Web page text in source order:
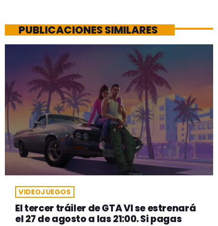
PUBLICACIONES SIMILARES
VIDEOJUEGOS
El tercer tráiler de GTA VI se estrenará
el 27 de agosto a las 21:00. Si pagas